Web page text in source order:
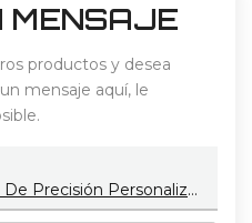
MENSAJE
productos y desea
mensaje aquí, le
Piezas De Latón Y Cobre De Precisión Personalizadas No Estándar, Piezas De Metal Estampadas Para Automóviles, Piezas CNC Para Motocicletas